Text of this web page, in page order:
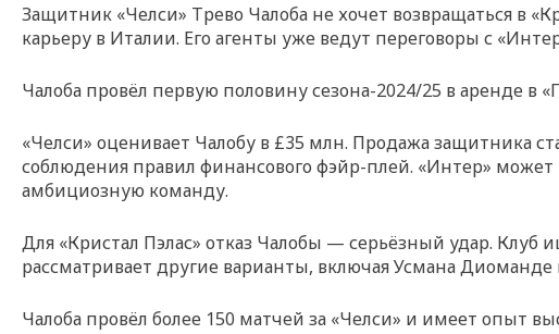
Защитник «Челси» Трево Чалоба не хочет возвращаться в
карьеру в Италии. Его агенты уже ведут переговоры с
Чалоба провёл первую половину сезона-2024/25 в аренде в
«Челси» оценивает Чалобу в £35 млн. Продажа защитника
соблюдения правил финансового фэйр-плей. «Интер»
амбициозную команду.
Для «Кристал Пэлас» отказ Чалобы — серьёзный удар. Клуб
рассматривает другие варианты, включая Усмана Диоманде
Чалоба провёл более 150 матчей за «Челси» и имеет опыт